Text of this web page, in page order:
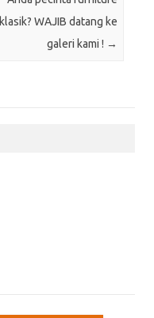
klasik? WAJIB datang ke
galeri kami ! →